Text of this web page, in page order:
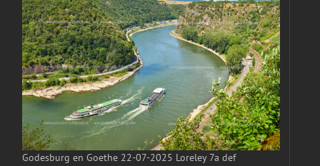
Godesburg en Goethe 22-07-2025 Loreley 7a def